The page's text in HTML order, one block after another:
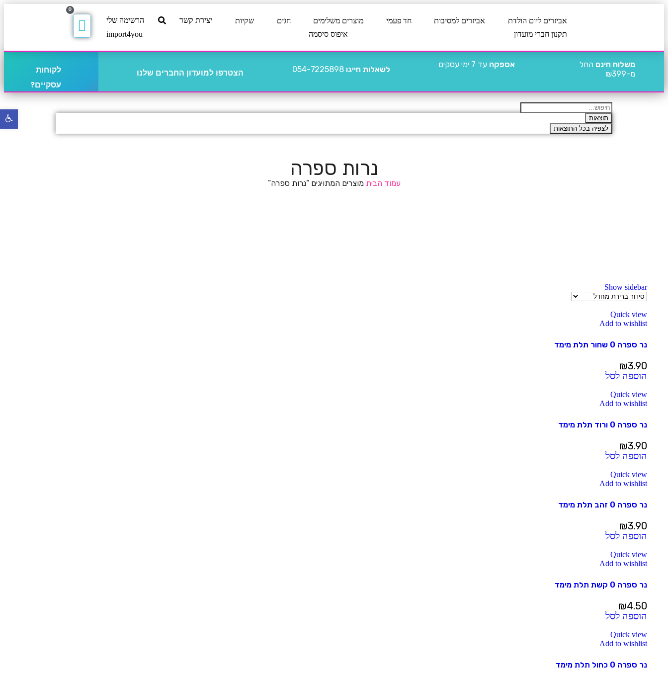
אביזרים ליום הולדת אביזרים למסיבות חד פעמי מוצרים משלימים חגים שקיות יצירת קשר
הרשימה שלי
תקנון חברי מועדון
איפוס סיסמה import4you
0
משלוח חינם החל
מ-₪399
אספקה עד 7 ימי עסקים
לשאלות חייגו 054-7225898 הצטרפו למועדון החברים שלנו
לקוחות
עסקיים?
תוצאות
לצפיה בכל התוצאות
נרות ספרה
עמוד הביתמוצרים המתויגים “נרות ספרה”
Show sidebar
Quick view
Add to wishlist
נר ספרה 0 שחור תלת מימד
₪3.90
הוספה לסל
Quick view
Add to wishlist
נר ספרה 0 ורוד תלת מימד
₪3.90
הוספה לסל
Quick view
Add to wishlist
נר ספרה 0 זהב תלת מימד
₪3.90
הוספה לסל
Quick view
Add to wishlist
נר ספרה 0 קשת תלת מימד
₪4.50
הוספה לסל
Quick view
Add to wishlist
נר ספרה 0 כחול תלת מימד
פתח